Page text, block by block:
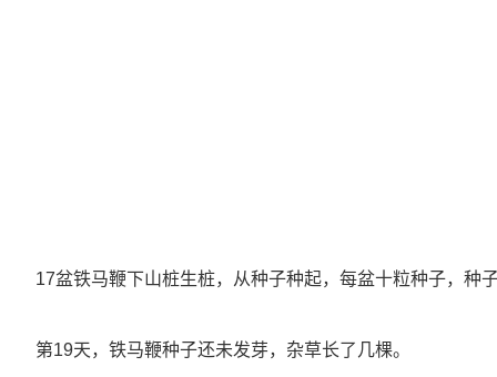
17盆铁马鞭下山桩生桩，从种子种起，每盆十粒种子，种
第19天，铁马鞭种子还未发芽，杂草长了几棵。